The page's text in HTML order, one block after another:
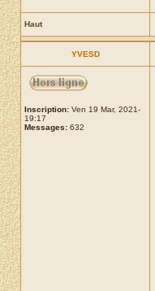
Haut
YVESD
Inscription: Ven 19 Mar, 2021-
19:17
Messages: 632